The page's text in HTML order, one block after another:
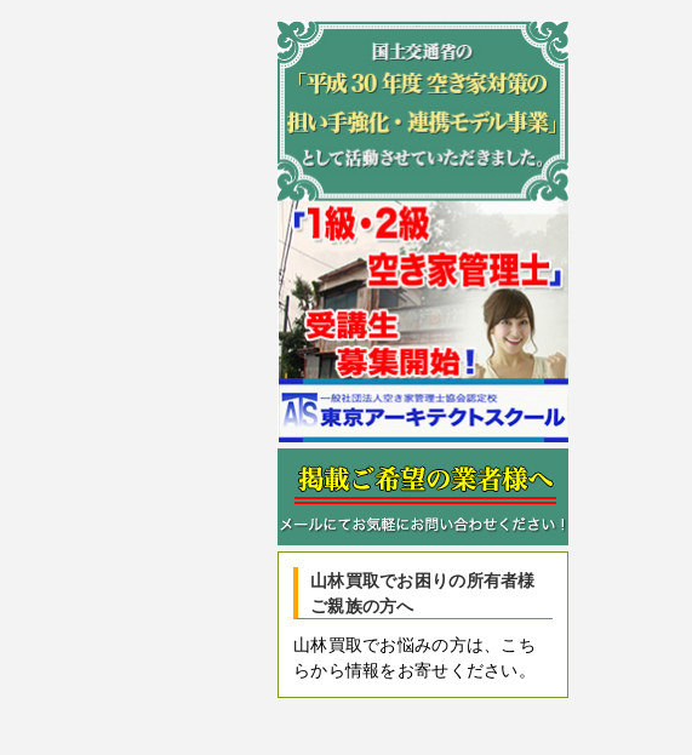
山林買取でお困りの所有者様
ご親族の方へ
山林買取でお悩みの方は、こち
らから情報をお寄せください。